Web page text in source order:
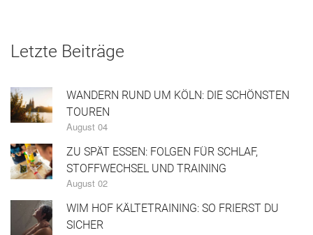
Letzte Beiträge
WANDERN RUND UM KÖLN: DIE SCHÖNSTEN
TOUREN
August 04
ZU SPÄT ESSEN: FOLGEN FÜR SCHLAF,
STOFFWECHSEL UND TRAINING
August 02
WIM HOF KÄLTETRAINING: SO FRIERST DU
SICHER